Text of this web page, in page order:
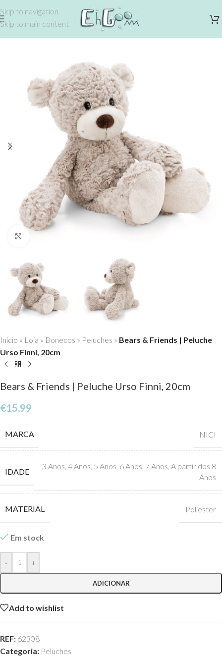
Skip to navigation
Skip to main content
Início » Loja » Bonecos » Peluches » Bears & Friends | Peluche
Urso Finni, 20cm
Bears & Friends | Peluche Urso Finni, 20cm
€15,99
MARCA NICI
IDADE
3 Anos, 4 Anos, 5 Anos, 6 Anos, 7 Anos, A partir dos 8
Anos
MATERIAL Poliester
Em stock
- +
ADICIONAR
Add to wishlist
REF: 62308
Categoria: Peluches